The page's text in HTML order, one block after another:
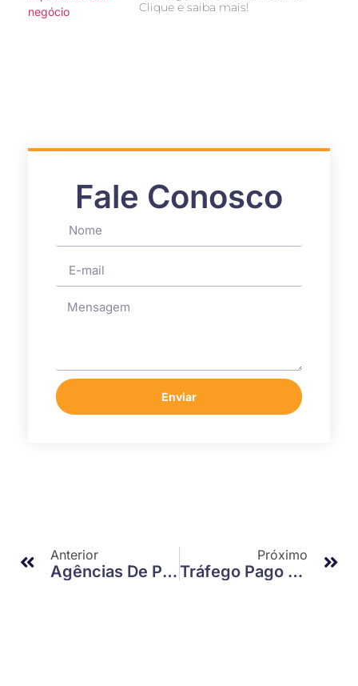
Clique e saiba mais!
Fale Conosco
Enviar
Anterior
Agências De Publicidade Em São Paulo: Descubra Como Elas Impulsionam Seu Negócio
Próximo
Tráfego Pago Em Campinas: Como Maximizar Seus Resultados”,